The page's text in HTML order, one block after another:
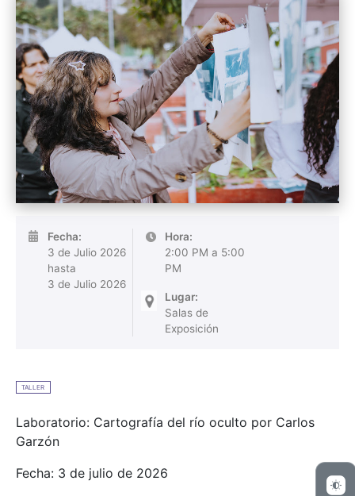
Fecha:
3 de Julio 2026
hasta
3 de Julio 2026
Hora:
2:00 PM a 5:00
PM
Lugar:
Salas de
Exposición
TALLER
Laboratorio: Cartografía del río oculto por Carlos
Garzón
Fecha: 3 de julio de 2026